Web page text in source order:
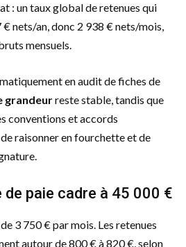
: un taux global de retenues qui
nets/an, donc 2 938 € nets/mois,
mensuels.
en audit de fiches de
grandeurreste stable, tandis que
conventions et accords
de raisonner en fourchette et de
de paie cadre à 45 000 €
3 750 € par mois. Les retenues
autour de 800 € à 820 €, selon